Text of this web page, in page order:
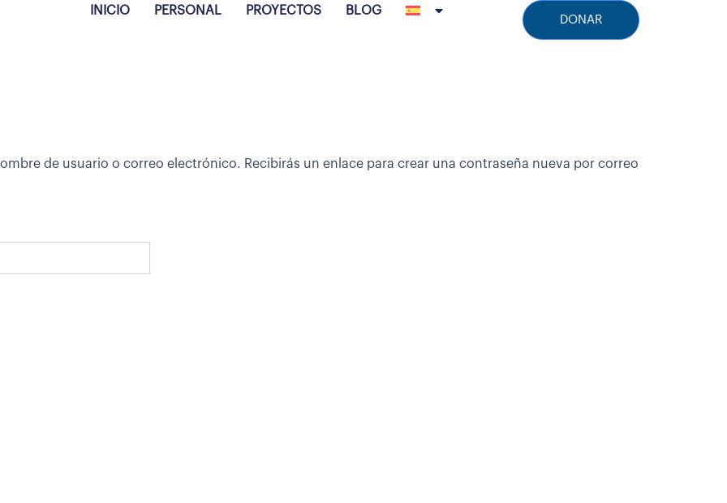
INICIO PERSONAL PROYECTOS BLOG
DONAR
de usuario o correo electrónico. Recibirás un enlace para crear una contraseña nueva por correo